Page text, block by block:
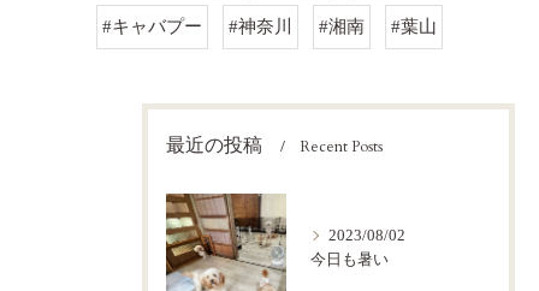
#キャバプー #神奈川 #湘南 #葉山
最近の投稿 Recent Posts
2023/08/02
今日も暑い